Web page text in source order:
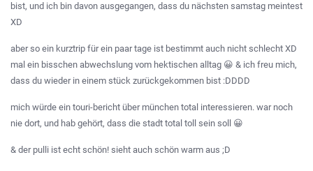
bist, und ich bin davon ausgegangen, dass du nächsten samstag meintest
XD
aber so ein kurztrip für ein paar tage ist bestimmt auch nicht schlecht XD
mal ein bisschen abwechslung vom hektischen alltag 😀 & ich freu mich,
dass du wieder in einem stück zurückgekommen bist :DDDD
mich würde ein touri-bericht über münchen total interessieren. war noch
nie dort, und hab gehört, dass die stadt total toll sein soll 😀
& der pulli ist echt schön! sieht auch schön warm aus ;D